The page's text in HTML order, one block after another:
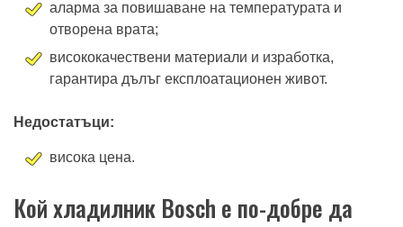
аларма за повишаване на температурата и
отворена врата;
висококачествени материали и изработка,
гарантира дълъг експлоатационен живот.
Недостатъци:
висока цена.
Кой хладилник Bosch е по-добре да